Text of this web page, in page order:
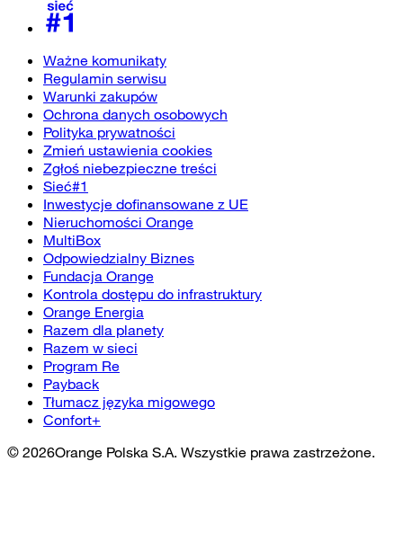
Ważne komunikaty
Regulamin serwisu
Warunki zakupów
Ochrona danych osobowych
Polityka prywatności
Zmień ustawienia cookies
Zgłoś niebezpieczne treści
Sieć#1
Inwestycje dofinansowane z UE
Nieruchomości Orange
MultiBox
Odpowiedzialny Biznes
Fundacja Orange
Kontrola dostępu do infrastruktury
Orange Energia
Razem dla planety
Razem w sieci
Program Re
Payback
Tłumacz języka migowego
Confort+
© 2026Orange Polska S.A. Wszystkie prawa zastrzeżone.